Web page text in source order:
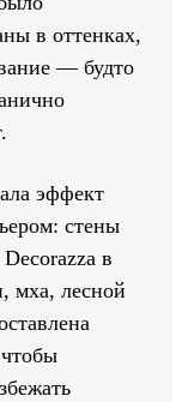
в оттенках,
— будто
эффект
стены
в
мха, лесной